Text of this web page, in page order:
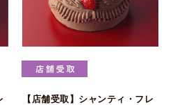
【店舗受取】シャンティ・フレ